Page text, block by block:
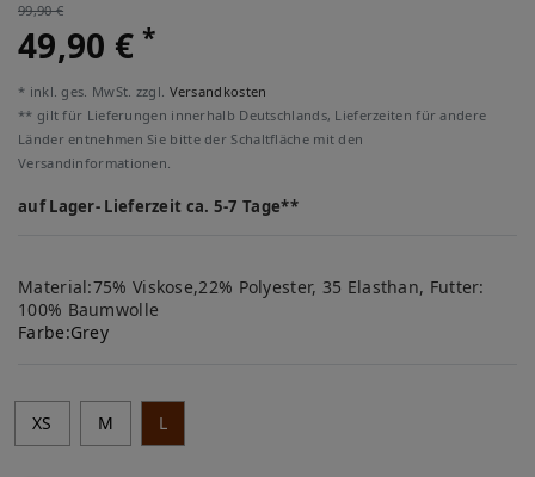
99,90 €
49,90 €*
* inkl. ges. MwSt. zzgl. Versandkosten
** gilt für Lieferungen innerhalb Deutschlands, Lieferzeiten für andere
Länder entnehmen Sie bitte der Schaltfläche mit den
Versandinformationen.
auf Lager- Lieferzeit ca. 5-7 Tage**
Material:75% Viskose,22% Polyester, 35 Elasthan, Futter:
100% Baumwolle
Farbe:Grey
XS M L